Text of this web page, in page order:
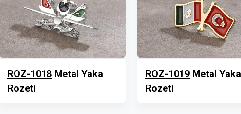
ROZ-1018 Metal Yaka
Rozeti
ROZ-1019 Metal Yaka
Rozeti